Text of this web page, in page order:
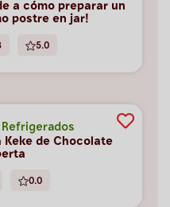
a cómo preparar un
postre en jar!
5.0
Keke de Chocolate
0.0